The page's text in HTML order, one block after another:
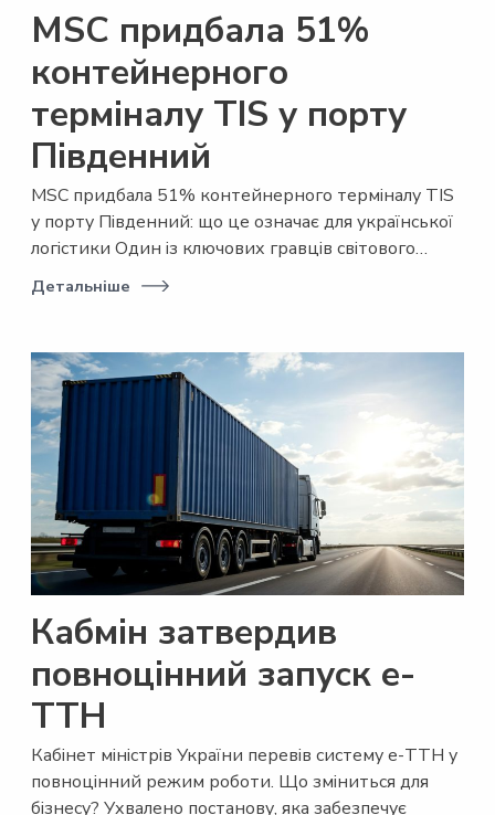
MSC придбала 51%
контейнерного
терміналу TIS у порту
Південний
MSC придбала 51% контейнерного терміналу TIS
у порту Південний: що це означає для української
логістики Один із ключових гравців світового…
Детальніше
Кабмін затвердив
повноцінний запуск е-
ТТН
Кабінет міністрів України перевів систему е-ТТН у
повноцінний режим роботи. Що зміниться для
бізнесу? Ухвалено постанову, яка забезпечує